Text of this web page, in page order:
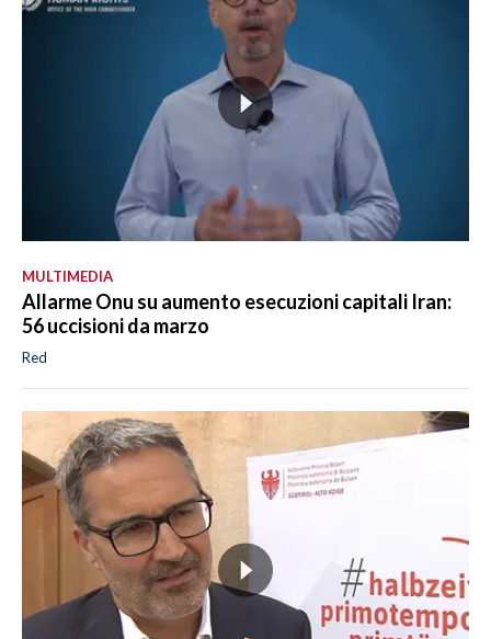
MULTIMEDIA
Allarme Onu su aumento esecuzioni capitali Iran:
56 uccisioni da marzo
Red